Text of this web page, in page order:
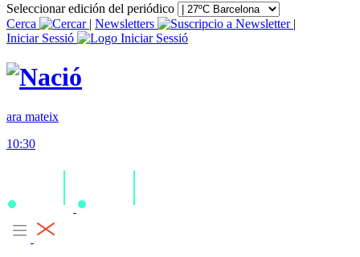
Seleccionar edición del periódico
Cerca
| Newsletters
|
Iniciar Sessió
ara mateix
10:30